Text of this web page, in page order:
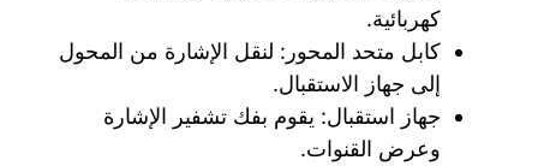
كهربائية.
كابل متحد المحور: لنقل الإشارة من المحول
إلى جهاز الاستقبال.
جهاز استقبال: يقوم بفك تشفير الإشارة
وعرض القنوات.